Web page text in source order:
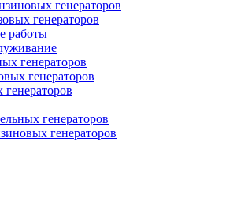
генераторов
генераторов
работы
генераторов
генераторов
генераторов
генераторов